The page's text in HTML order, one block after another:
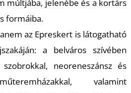
múltjába, jelenébe és a kortárs
formáiba.
az Epreskert is látogatható
a belváros szívében
neoreneszánsz és
valamint